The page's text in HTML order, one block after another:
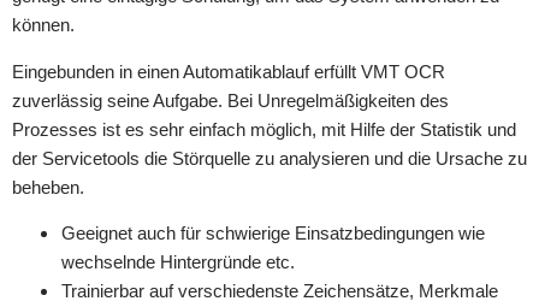
können.
Eingebunden in einen Automatikablauf erfüllt VMT OCR
zuverlässig seine Aufgabe. Bei Unregelmäßigkeiten des
Prozesses ist es sehr einfach möglich, mit Hilfe der Statistik und
der Servicetools die Störquelle zu analysieren und die Ursache zu
beheben.
Geeignet auch für schwierige Einsatzbedingungen wie
wechselnde Hintergründe etc.
Trainierbar auf verschiedenste Zeichensätze, Merkmale